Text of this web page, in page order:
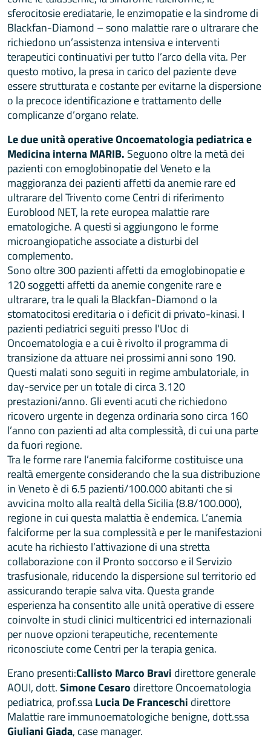
sferocitosie erediatarie, le enzimopatie e la sindrome di
Blackfan-Diamond – sono malattie rare o ultrarare che
richiedono un’assistenza intensiva e interventi
terapeutici continuativi per tutto l’arco della vita. Per
questo motivo, la presa in carico del paziente deve
essere strutturata e costante per evitarne la dispersione
o la precoce identificazione e trattamento delle
complicanze d’organo relate.
Le due unità operative Oncoematologia pediatrica e
Medicina interna MARIB. Seguono oltre la metà dei
pazienti con emoglobinopatie del Veneto e la
maggioranza dei pazienti affetti da anemie rare ed
ultrarare del Trivento come Centri di riferimento
Euroblood NET, la rete europea malattie rare
ematologiche. A questi si aggiungono le forme
microangiopatiche associate a disturbi del
complemento.
Sono oltre 300 pazienti affetti da emoglobinopatie e
120 soggetti affetti da anemie congenite rare e
ultrarare, tra le quali la Blackfan-Diamond o la
stomatocitosi ereditaria o i deficit di privato-kinasi. I
pazienti pediatrici seguiti presso l'Uoc di
Oncoematologia e a cui è rivolto il programma di
transizione da attuare nei prossimi anni sono 190.
Questi malati sono seguiti in regime ambulatoriale, in
day-service per un totale di circa 3.120
prestazioni/anno. Gli eventi acuti che richiedono
ricovero urgente in degenza ordinaria sono circa 160
l’anno con pazienti ad alta complessità, di cui una parte
da fuori regione.
Tra le forme rare l’anemia falciforme costituisce una
realtà emergente considerando che la sua distribuzione
in Veneto è di 6.5 pazienti/100.000 abitanti che si
avvicina molto alla realtà della Sicilia (8.8/100.000),
regione in cui questa malattia è endemica. L’anemia
falciforme per la sua complessità e per le manifestazioni
acute ha richiesto l’attivazione di una stretta
collaborazione con il Pronto soccorso e il Servizio
trasfusionale, riducendo la dispersione sul territorio ed
assicurando terapie salva vita. Questa grande
esperienza ha consentito alle unità operative di essere
coinvolte in studi clinici multicentrici ed internazionali
per nuove opzioni terapeutiche, recentemente
riconosciute come Centri per la terapia genica.
Erano presenti:Callisto Marco Bravi direttore generale
AOUI, dott.Simone Cesaro direttore Oncoematologia
pediatrica, prof.ssaLucia De Franceschi direttore
Malattie rare immunoematologiche benigne, dott.ssa
Giuliani Giada, case manager.